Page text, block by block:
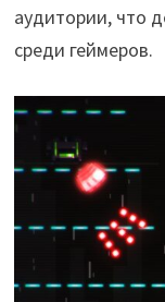
аудитории, что
среди геймеров.